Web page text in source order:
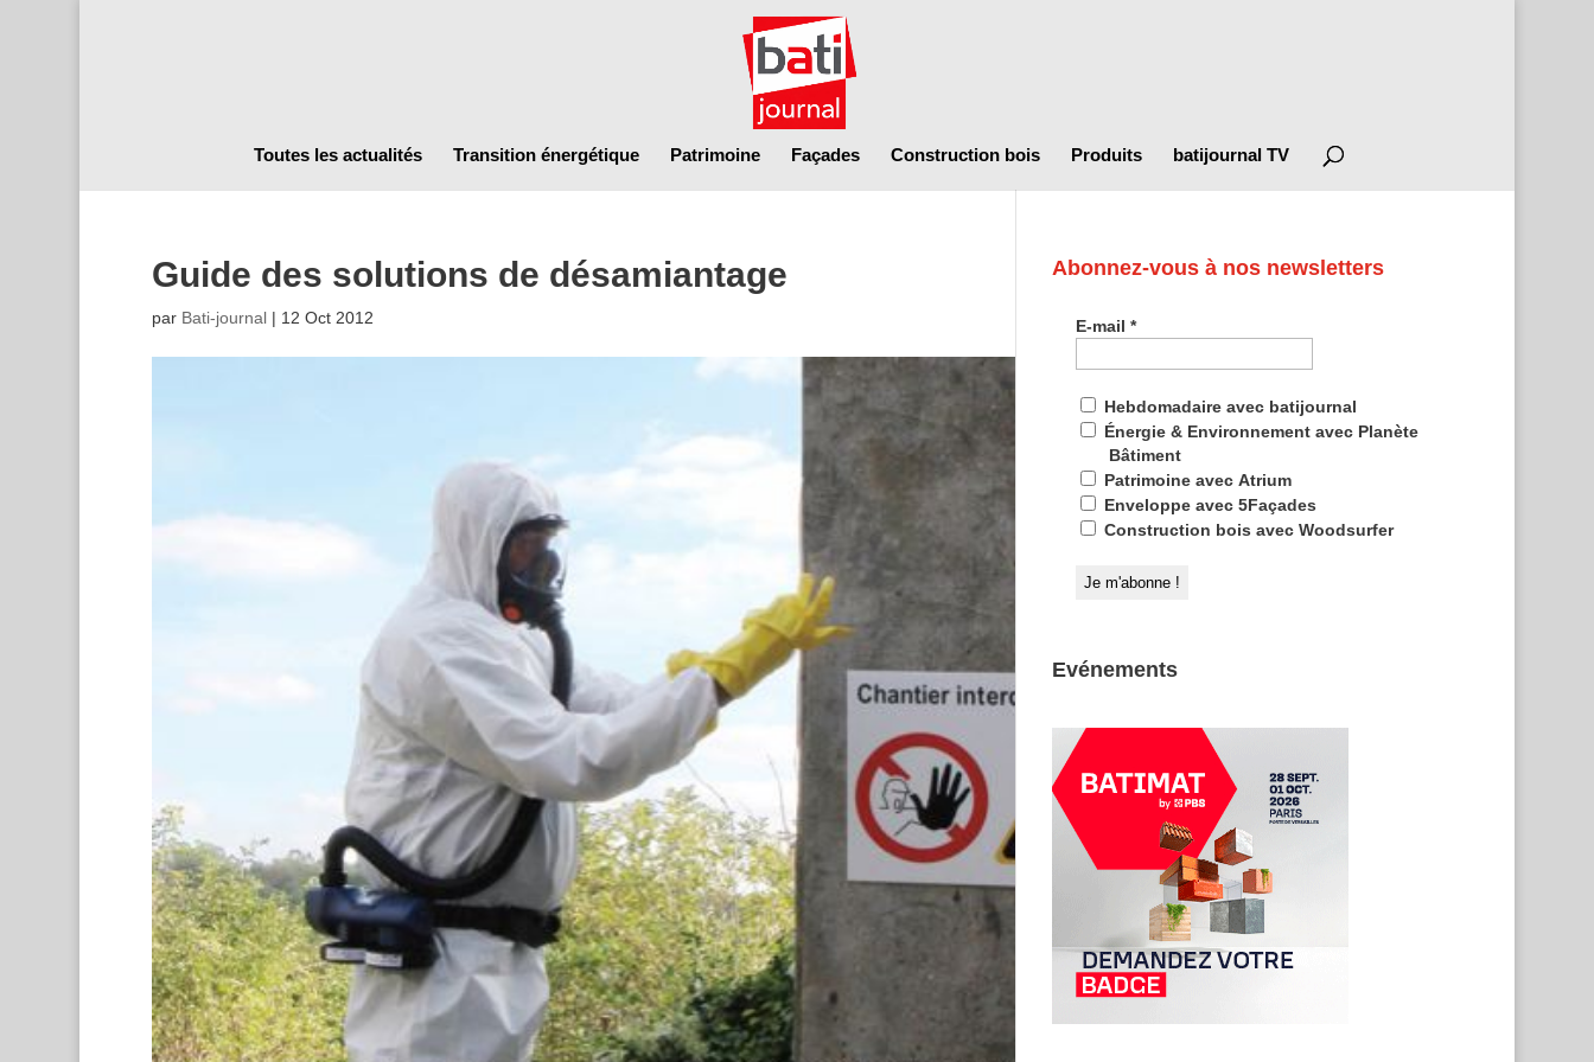
Toutes les actualités Transition énergétique Patrimoine Façades Construction bois Produits batijournal TV
Guide des solutions de désamiantage
par Bati-journal| 12 Oct 2012
Abonnez-vous à nos newsletters
E-mail*
Hebdomadaire avec batijournal
Énergie & Environnement avec Planète
Bâtiment
Patrimoine avec Atrium
Enveloppe avec 5Façades
Construction bois avec Woodsurfer
Evénements